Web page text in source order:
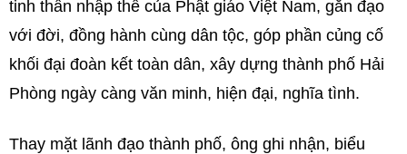
tinh thần nhập thế của Phật giáo Việt Nam, gắn đạo
với đời, đồng hành cùng dân tộc, góp phần củng cố
khối đại đoàn kết toàn dân, xây dựng thành phố Hải
Phòng ngày càng văn minh, hiện đại, nghĩa tình.
Thay mặt lãnh đạo thành phố, ông ghi nhận, biểu